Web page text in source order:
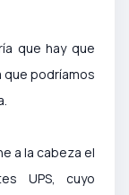
que hay que
podríamos
a la cabeza el
UPS, cuyo